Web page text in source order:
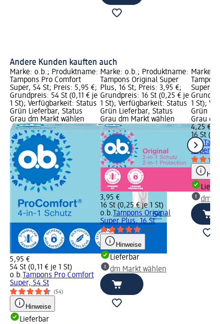
Andere Kunden kauften auch
Marke: o.b.; Produktname:
Tampons Pro Comfort
Super, 54 St; Preis: 5,95 €;
Grundpreis: 54 St (0,11 € je
1 St); Verfügbarkeit: Status
Grün Lieferbar, Status
Grau dm Markt wählen
5,95 €
54 St (0,11 € je 1 St)
o.b. Tampons Pro Comfort
Super, 54 St
(54)
Hinweise
Lieferbar
Marke: o.b.; Produktname:
Tampons Original Super
Plus, 16 St; Preis: 3,95 €;
Grundpreis: 16 St (0,25 € je
1 St); Verfügbarkeit: Status
Grün Lieferbar, Status
Grau dm Markt wählen
3,95 €
16 St (0,25 € je 1 St)
o.b. Tampons Original
Super Plus, 16 St
(68)
Hinweise
Lieferbar
dm Markt wählen
Marke:
Super,
1 St);
Grün
Grau
4,25 €
16 St
o.b.
Super,
dm